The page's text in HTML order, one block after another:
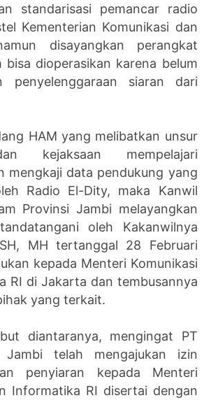
standarisasi pemancar radio
Kementerian Komunikasi dan
disayangkan perangkat
bisa dioperasikan karena belum
penyelenggaraan siaran dari
HAM yang melibatkan unsur
kejaksaan mempelajari
mengkaji data pendukung yang
Radio El-Dity, maka Kanwil
Provinsi Jambi melayangkan
oleh Kakanwilnya
MH tertanggal 28 Februari
kepada Menteri Komunikasi
RI di Jakarta dan tembusannya
yang terkait.
diantaranya, mengingat PT
Jambi telah mengajukan izin
penyiaran kepada Menteri
Informatika RI disertai dengan